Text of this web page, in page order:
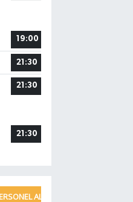
19:00
21:30
21:30
21:30